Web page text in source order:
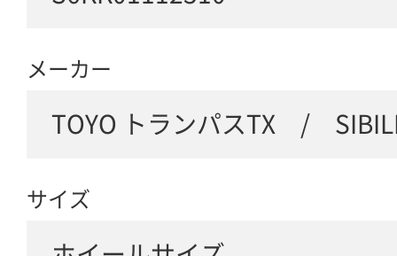
メーカー
TOYO トランパスTX /
サイズ